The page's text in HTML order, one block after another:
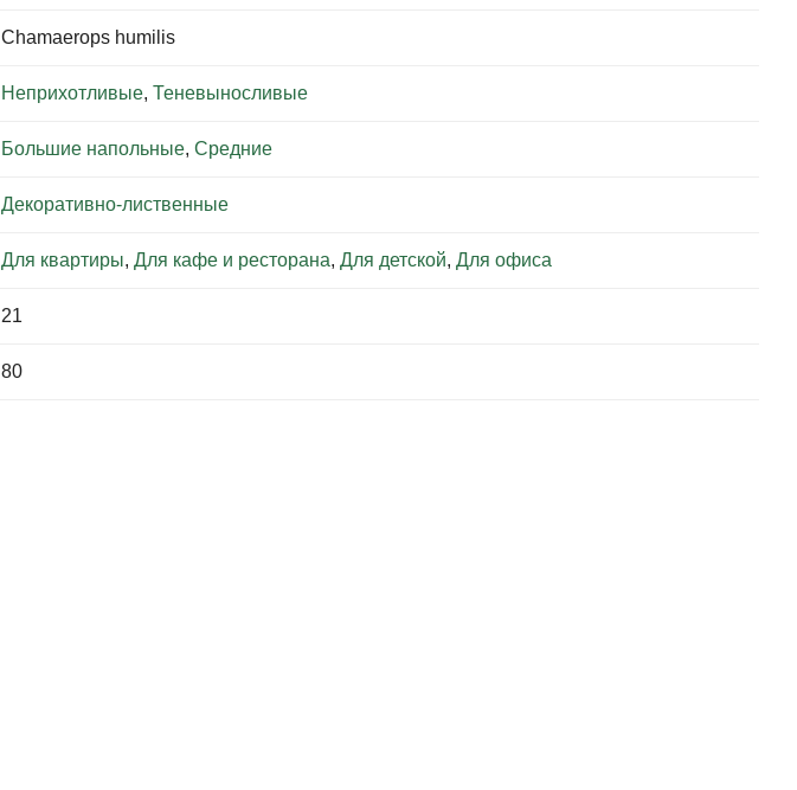
Chamaerops humilis
Неприхотливые, Теневыносливые
Большие напольные, Средние
Декоративно-лиственные
Для квартиры, Для кафе и ресторана, Для детской, Для офиса
21
80